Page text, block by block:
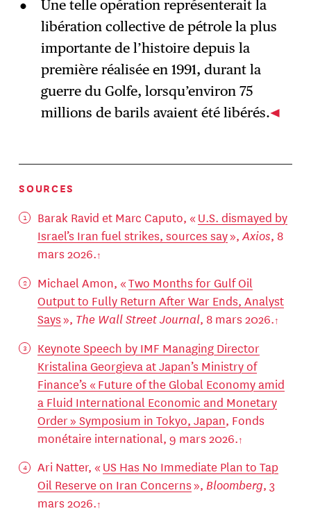
Une telle opération représenterait la
libération collective de pétrole la plus
importante de l’histoire depuis la
première réalisée en 1991, durant la
guerre du Golfe, lorsqu’environ 75
millions de barils avaient été libérés.
SOURCES
Barak Ravid et Marc Caputo, « U.S. dismayed by
Israel’s Iran fuel strikes, sources say»,Axios, 8
mars 2026.
Michael Amon, «Two Months for Gulf Oil
Output to Fully Return After War Ends, Analyst
Says», The Wall Street Journal, 8 mars 2026.
Keynote Speech by IMF Managing Director
Kristalina Georgieva at Japan’s Ministry of
Finance’s « Future of the Global Economy amid
a Fluid International Economic and Monetary
Order » Symposium in Tokyo, Japan, Fonds
monétaire international, 9 mars 2026.
Ari Natter, « US Has No Immediate Plan to Tap
Oil Reserve on Iran Concerns», Bloomberg, 3
mars 2026.